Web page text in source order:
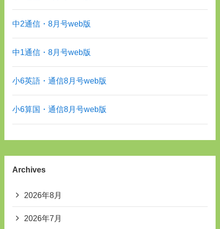
中2通信・8月号web版
中1通信・8月号web版
小6英語・通信8月号web版
小6算国・通信8月号web版
Archives
2026年8月
2026年7月